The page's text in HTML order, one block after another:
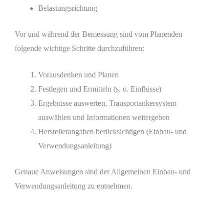
Belastungsrichtung
Vor und während der Bemessung sind vom Planenden
folgende wichtige Schritte durchzuführen:
Vorausdenken und Planen
Festlegen und Ermitteln (s. o. Einflüsse)
Ergebnisse auswerten, Transportankersystem
auswählen und Informationen weitergeben
Herstellerangaben berücksichtigen (Einbau- und
Verwendungsanleitung)
Genaue Anweisungen sind der Allgemeinen Einbau- und
Verwendungsanleitung zu entnehmen.